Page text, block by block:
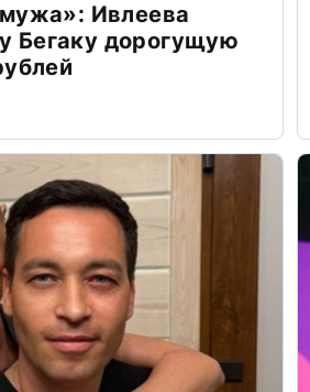
Ивлеева
Бегаку дорогущую